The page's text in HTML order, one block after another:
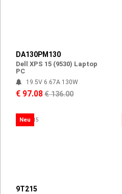
DA130PM130
Dell XPS 15 (9530) Laptop
PC
19.5V 6.67A 130W
€ 97.08€ 136.00
Neu
9T215